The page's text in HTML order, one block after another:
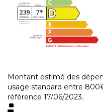
Montant estimé des
usage standard entre
référence 17/06/2023.